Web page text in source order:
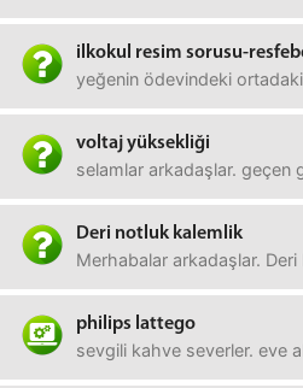
ilkokul resim sorusu-
yeğenin ödevindeki
voltaj yüksekliği
selamlar arkadaşlar. geçen
Deri notluk kalemlik
Merhabalar arkadaşlar.
philips lattego
sevgili kahve severler. eve